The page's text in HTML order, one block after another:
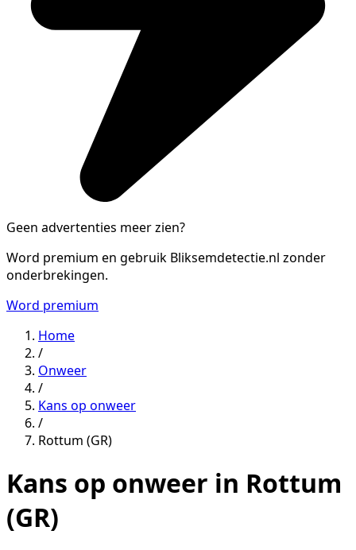
Geen advertenties meer zien?
Word premium en gebruik Bliksemdetectie.nl zonder
onderbrekingen.
Word premium
Home
/
Onweer
/
Kans op onweer
/
Rottum (GR)
Kans op onweer in Rottum
(GR)